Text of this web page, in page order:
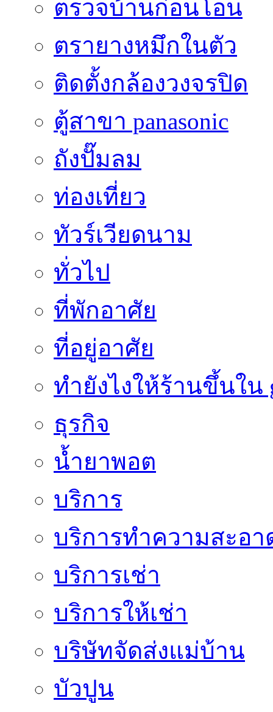
ตรวจบ้านก่อนโอน
ตรายางหมึกในตัว
ติดตั้งกล้องวงจรปิด
ตู้สาขา panasonic
ถังปั๊มลม
ท่องเที่ยว
ทัวร์เวียดนาม
ทั่วไป
ที่พักอาศัย
ที่อยู่อาศัย
ทํายังไงให้ร้านขึ้นใน
ธุรกิจ
น้ำยาพอต
บริการ
บริการทำความสะอา
บริการเช่า
บริการให้เช่า
บริษัทจัดส่งแม่บ้าน
บัวปูน